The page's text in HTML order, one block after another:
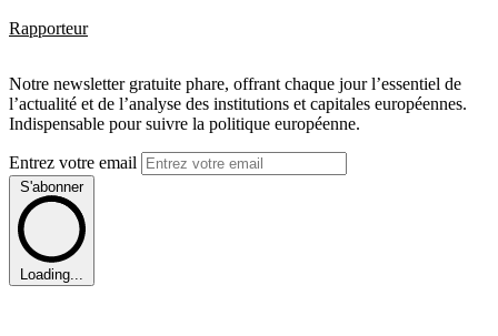
Rapporteur
Notre newsletter gratuite phare, offrant chaque jour l’essentiel de
l’actualité et de l’analyse des institutions et capitales européennes.
Indispensable pour suivre la politique européenne.
Entrez votre email
S'abonner
Loading...